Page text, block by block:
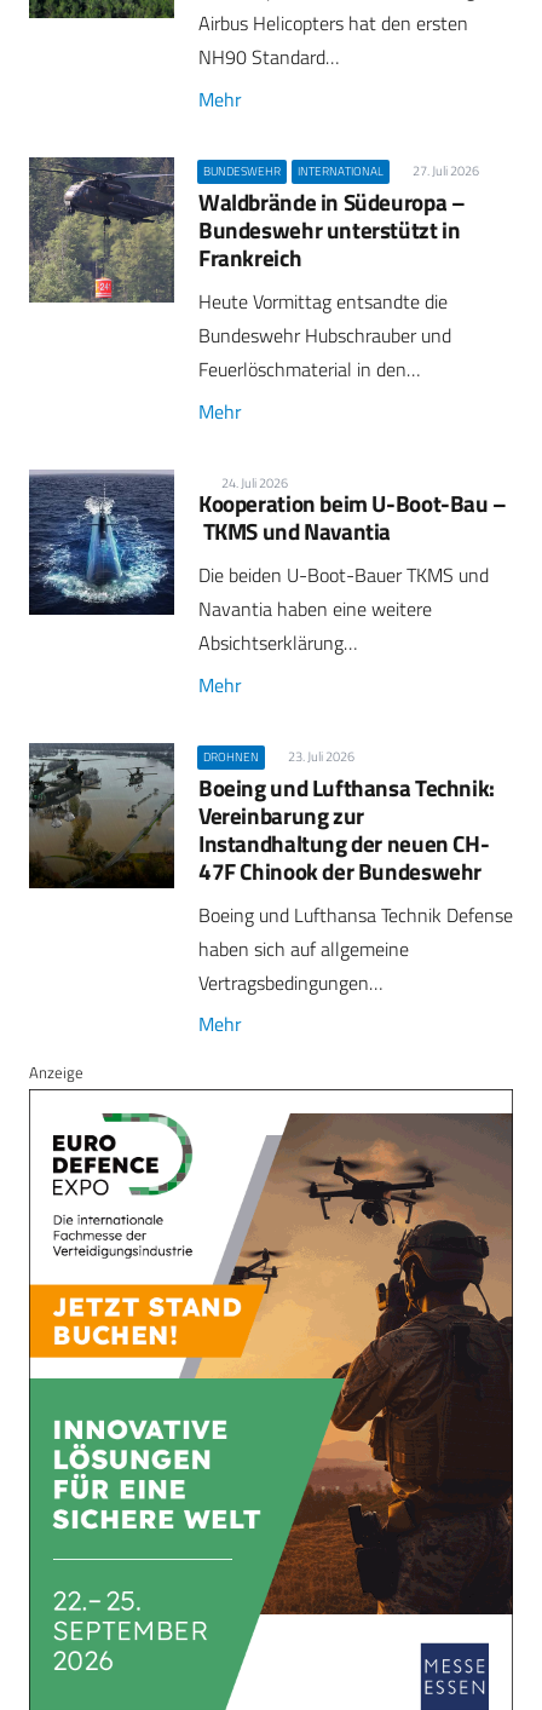
Airbus Helicopters hat den ersten
NH90 Standard…
Mehr
BUNDESWEHR INTERNATIONAL 27. Juli 2026
Waldbrände in Südeuropa –
Bundeswehr unterstützt in
Frankreich
Heute Vormittag entsandte die
Bundeswehr Hubschrauber und
Feuerlöschmaterial in den…
Mehr
24. Juli 2026
Kooperation beim U-Boot-Bau –
TKMS und Navantia
Die beiden U-Boot-Bauer TKMS und
Navantia haben eine weitere
Absichtserklärung…
Mehr
DROHNEN 23. Juli 2026
Boeing und Lufthansa Technik:
Vereinbarung zur
Instandhaltung der neuen CH-
47F Chinook der Bundeswehr
Boeing und Lufthansa Technik Defense
haben sich auf allgemeine
Vertragsbedingungen…
Mehr
Anzeige